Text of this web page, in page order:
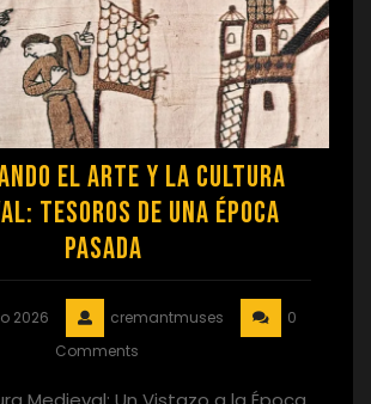
el Arte y la Cultura
Tesoros de una Época
Pasada
2026 cremantmuses
0
Comments